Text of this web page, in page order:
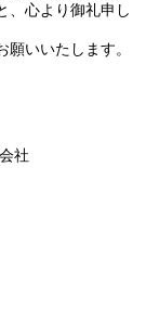
、心より御礼申し
いいたします。
社